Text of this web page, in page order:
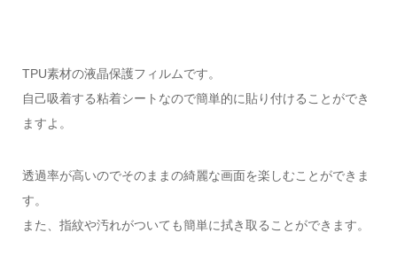
TPU素材の液晶保護フィルムです。
自己吸着する粘着シートなので簡単的に貼り付けることができ
ますよ。
透過率が高いのでそのままの綺麗な画面を楽しむことができま
す。
また、指紋や汚れがついても簡単に拭き取ることができます。